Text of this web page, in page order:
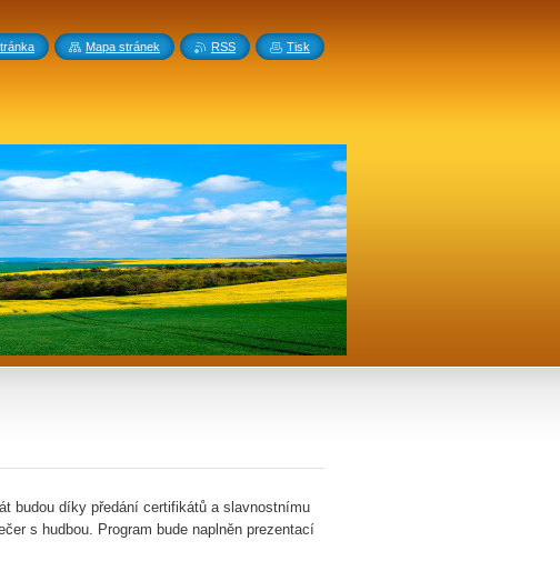
budou díky předání certifikátů a slavnostnímu
s hudbou. Program bude naplněn prezentací
Mapa stránek RSS Tisk